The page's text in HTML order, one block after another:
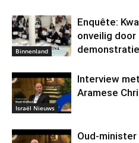
Binnenland
Enquête:
onveilig
Israël Nieuws
Interview
Aramese
Oud-